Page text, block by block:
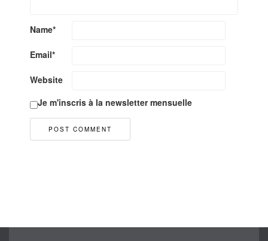
Name*
Email*
Website
Je m'inscris à la newsletter mensuelle